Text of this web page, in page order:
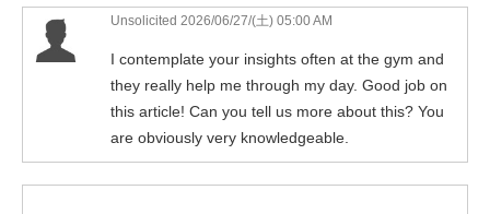
Unsolicited 2026/06/27/(土) 05:00 AM
I contemplate your insights often at the gym and
they really help me through my day. Good job on
this article! Can you tell us more about this? You
are obviously very knowledgeable.